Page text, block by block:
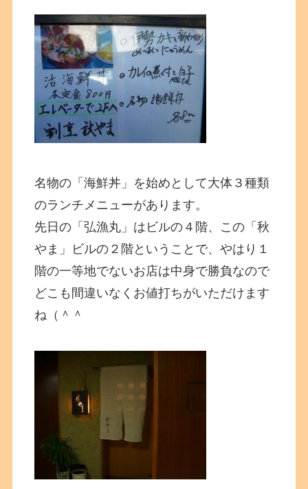
名物の「海鮮丼」を始めとして大体３種類
のランチメニューがあります。
先日の「弘漁丸」はビルの４階、この「秋
やま」ビルの２階ということで、やはり１
階の一等地でないお店は中身で勝負なので
どこも間違いなくお値打ちがいただけます
ね（＾＾